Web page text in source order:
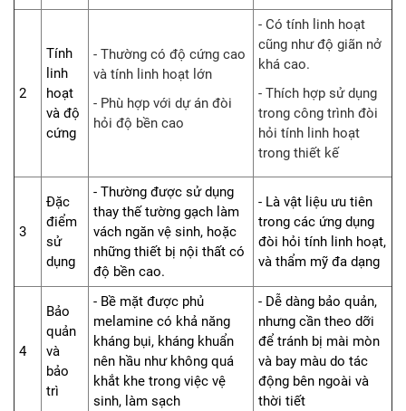
2
Tính
linh
hoạt
và độ
cứng
- Thường có độ cứng cao
và tính linh hoạt lớn
- Phù hợp với dự án đòi
hỏi độ bền cao
- Có tính linh hoạt
cũng như độ giãn nở
khá cao.
- Thích hợp sử dụng
trong công trình đòi
hỏi tính linh hoạt
trong thiết kế
3
Đặc
điểm
sử
dụng
- Thường được sử dụng
thay thế tường gạch làm
vách ngăn vệ sinh, hoặc
những thiết bị nội thất có
độ bền cao.
- Là vật liệu ưu tiên
trong các ứng dụng
đòi hỏi tính linh hoạt,
và thẩm mỹ đa dạng
4
Bảo
quản
và
bảo
trì
- Bề mặt được phủ
melamine có khả năng
kháng bụi, kháng khuẩn
nên hầu như không quá
khắt khe trong việc vệ
sinh, làm sạch
- Dễ dàng bảo quản,
nhưng cần theo dỡi
để tránh bị mài mòn
và bay màu do tác
động bên ngoài và
thời tiết